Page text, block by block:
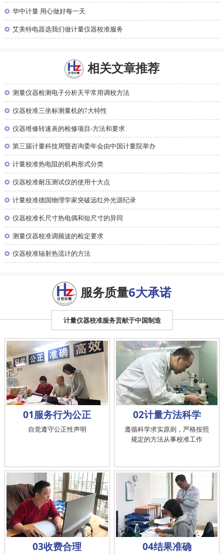
◎ 华中计量 用心做好每一天
◎ 艾美特电器选我们做计量仪器校准服务
相关文章推荐
◎ 测量仪器检测电子分析天平常用调校方法
◎ 仪器校准三坐标测量机的7大特性
◎ 仪器维修转速表的检修项目-方法和要求
◎ 第三届计量科技周暨咨询委年会由中国计量院举办
◎ 计量校准热电阻的机构形式分类
◎ 仪器校准耐压测试仪的使用十大点
◎ 计量校准德国物理学家突破远红外光源纪录
◎ 仪器校准长尺寸热电偶和短尺寸的异同
◎ 测量仪器校准调频波的检定要求
◎ 仪器校准辐射热流计的方法
服务质量6大承诺
计量仪器校准服务贡献于中国制造
01服务行为公正
自觉遵守公正性声明
02计量方法科学
遵循科学求实原则，严格按照
规定的方法从事校准工作
03收费合理 04结果准确